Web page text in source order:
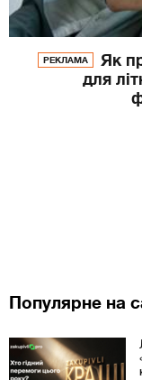
РЕКЛАМА
Як
для
Популярне на